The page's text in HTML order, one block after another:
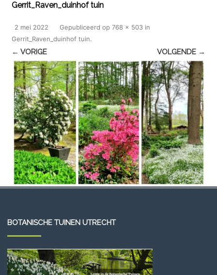
Gerrit_Raven_duinhof tuin
Gepubliceerd
2 mei 2022 op 768 × 503 in
Gerrit_Raven_duinhof tuin.
← VORIGE VOLGENDE →
BOTANISCHE TUINEN UTRECHT